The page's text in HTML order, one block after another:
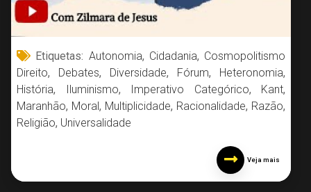
Etiquetas: Autonomia, Cidadania, Cosmopolitismo
Direito, Debates, Diversidade, Fórum, Heteronomia,
História, Iluminismo, Imperativo Categórico, Kant,
Maranhão, Moral, Multiplicidade, Racionalidade, Razão,
Religião, Universalidade
Veja mais